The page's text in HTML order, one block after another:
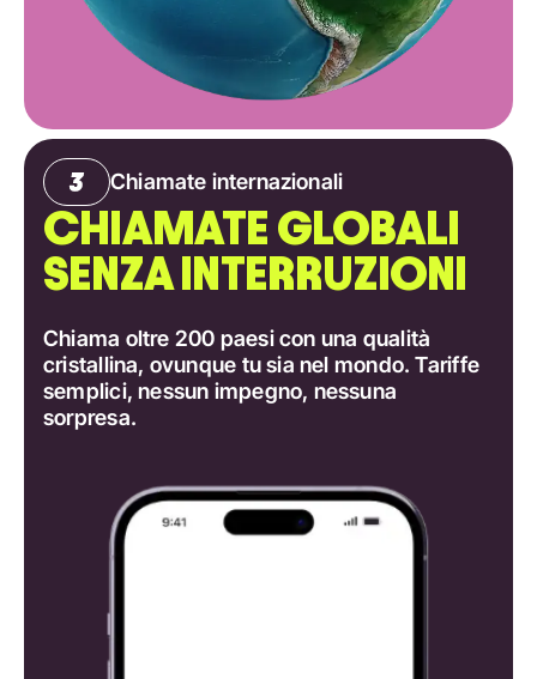
Chiamate internazionali
CHIAMATE GLOBALI
SENZA INTERRUZIONI
Chiama oltre 200 paesi con una qualità
cristallina, ovunque tu sia nel mondo. Tariffe
semplici, nessun impegno, nessuna
sorpresa.